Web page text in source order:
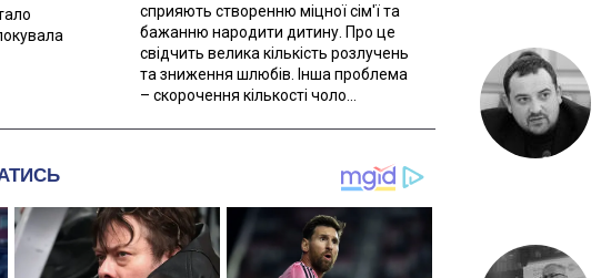
сприяють створенню міцної сім'ї та
бажанню народити дитину. Про це
свідчить велика кількість розлучень
та зниження шлюбів. Інша проблема
– скорочення кількості чоло...